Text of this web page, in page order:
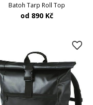
Batoh Tarp Roll Top
od 890 Kč